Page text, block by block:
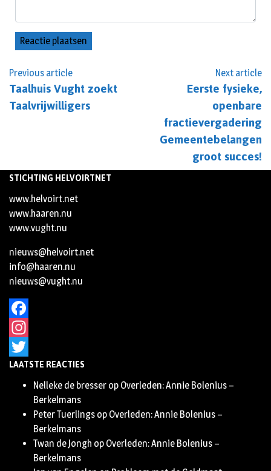
Previous article
Taalhuis Vught zoekt
Taalvrijwilligers
Next article
Eerste fysieke,
openbare
fractievergadering
Gemeentebelangen
groot succes!
STICHTING HELVOIRTNET
www.helvoirt.net
www.haaren.nu
www.vught.nu
nieuws@helvoirt.net
info@haaren.nu
nieuws@vught.nu
Facebook
Instagram
Twitter
LAATSTE REACTIES
Nelleke de bresser op Overleden: Annie Bolenius –
Berkelmans
Peter Tuerlings op Overleden: Annie Bolenius –
Berkelmans
Twan de Jongh op Overleden: Annie Bolenius –
Berkelmans